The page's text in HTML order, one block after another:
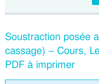
Soustraction posée
cassage) – Cours,
PDF à imprimer